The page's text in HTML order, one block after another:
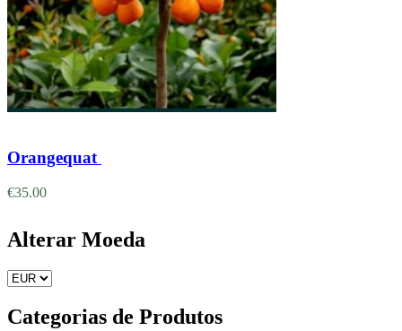
Orangequat
€35.00
Alterar Moeda
Categorias de Produtos